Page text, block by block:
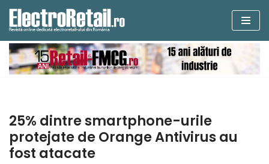
Sari
la
conținut
25% dintre smartphone-urile
protejate de Orange Antivirus au
fost atacate